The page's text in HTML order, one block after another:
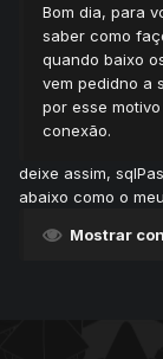
Bom dia, para
saber como
quando baixo
vem pedidno a
por esse
conexão.
deixe assim,
abaixo como o
Mostrar